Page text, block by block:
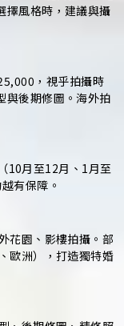
擇風格時，建議與攝
，視乎拍攝時
與後期修圖。海外拍
10月至12月、1月至
有保障。
花園、影樓拍攝。部
歐洲），打造獨特婚